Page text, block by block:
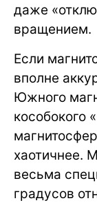
даже
вращением.
Если
вполне
Южного
кособокого
хаотичнее.
весьма
градусов